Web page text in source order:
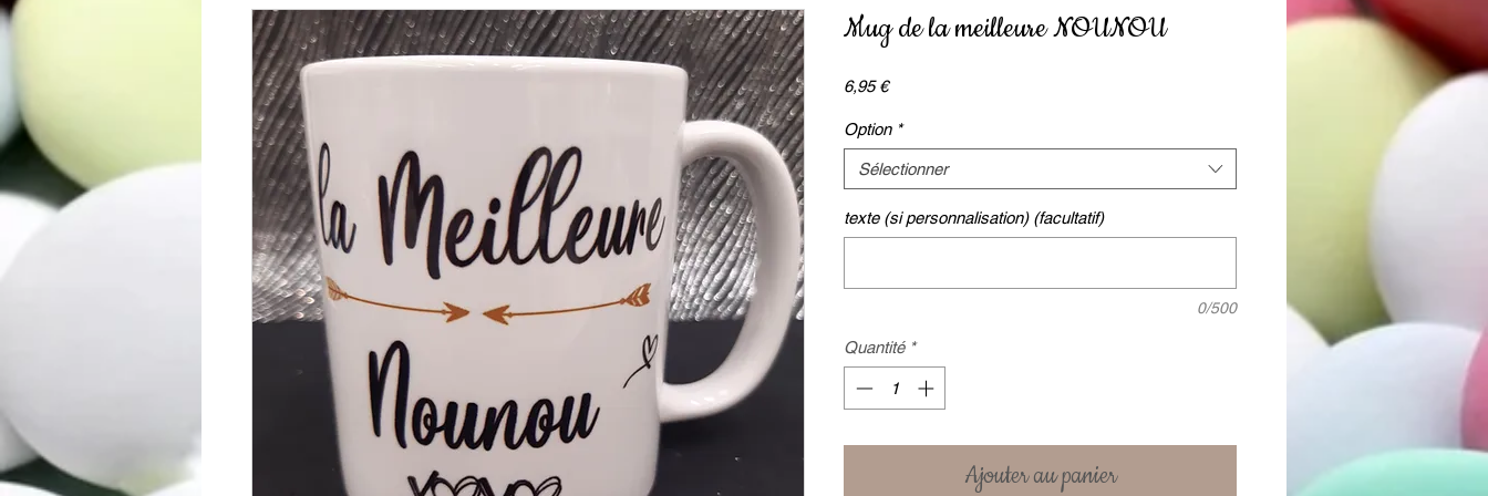
Mug de la meilleure NOUNOU
6,95 €Prix
Option *
Sélectionner
texte (si personnalisation) (facultatif)
0/500
Quantité *
Ajouter au panier